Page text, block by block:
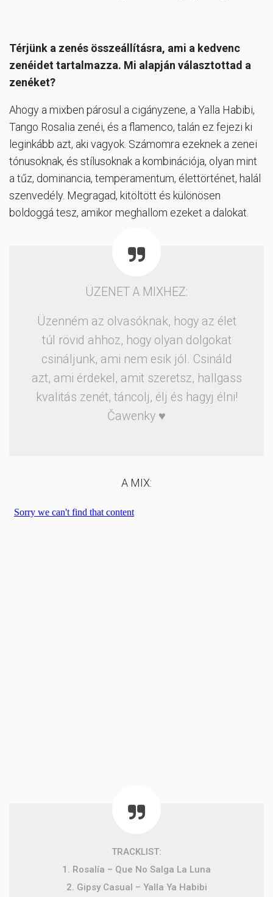
Térjünk a zenés összeállításra, ami a kedvenc
zenéidet tartalmazza. Mi alapján választottad a
zenéket?
Ahogy a mixben párosul a cigányzene, a Yalla Habibi,
Tango Rosalia zenéi, és a flamenco, talán ez fejezi ki
leginkább azt, aki vagyok. Számomra ezeknek a zenei
tónusoknak, és stílusoknak a kombinációja, olyan mint
a tűz, dominancia, temperamentum, élettörténet, halál
szenvedély. Megragad, kitöltött és különösen
boldoggá tesz, amikor meghallom ezeket a dalokat.
ÜZENET A MIXHEZ:
Üzenném az olvasóknak, hogy az élet
túl rövid ahhoz, hogy olyan dolgokat
csináljunk, ami nem esik jól. Csináld
azt, ami érdekel, amit szeretsz, hallgass
kvalitás zenét, táncolj, élj és hagyj élni!
Čawenky ♥
A MIX:
TRACKLIST:
1. Rosalía – Que No Salga La Luna
2. Gipsy Casual – Yalla Ya Habibi